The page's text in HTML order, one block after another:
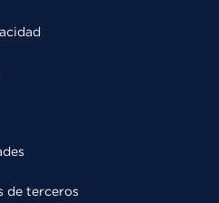
de terceros